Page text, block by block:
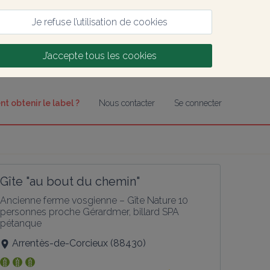
Je refuse l’utilisation de cookies
J’accepte tous les cookies
obtenir le label ? Nous contacter Se connecter
Gîte "au bout du chemin"
Ancienne ferme vosgienne – Gîte Nature 10
personnes proche Gérardmer, billard SPA
pétanque
Arrentès-de-Corcieux (88430)